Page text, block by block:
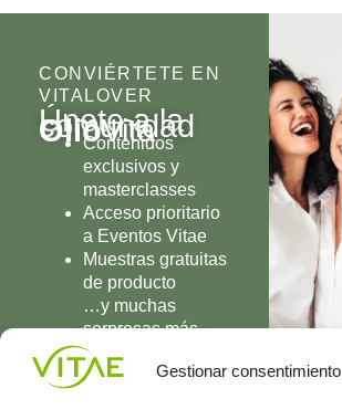
Gestionar consentimiento
CONVIÉRTETE EN
VITALOVER
Únete a la
comunidad
OlioVita
Contenidos
exclusivos y
masterclasses
Acceso prioritario
a Eventos Vitae
Muestras gratuitas
de producto
…y muchas
sorpresas más
UNIRME